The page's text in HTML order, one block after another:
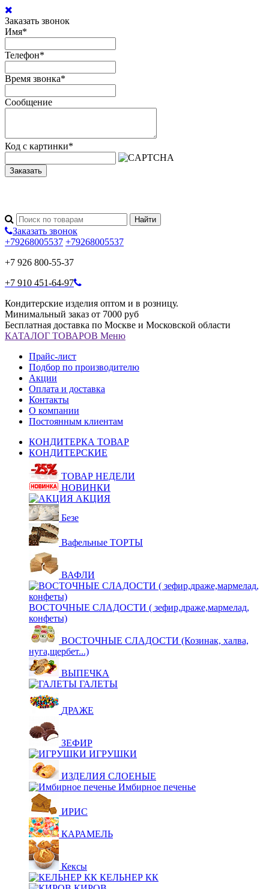
Заказать звонок
Имя*
Телефон*
Время звонка*
Сообщение
Код с картинки*
Заказать
Заказать звонок
+79268005537 +79268005537
+7 926 800-55-37
+7 910 451-64-97
Кондитерские изделия оптом и в розницу.
Минимальный заказ от 7000 руб
Бесплатная доставка по Москве и Московской области
КАТАЛОГ ТОВАРОВ Меню
Прайс-лист
Подбор по производителю
Акции
Оплата и доставка
Контакты
О компании
Постоянным клиентам
КОНДИТЕРКА ТОВАР
КОНДИТЕРСКИЕ
ТОВАР НЕДЕЛИ
НОВИНКИ
АКЦИЯ
Безе
Вафельные ТОРТЫ
ВАФЛИ
ВОСТОЧНЫЕ СЛАДОСТИ ( зефир,драже,мармелад,
конфеты)
ВОСТОЧНЫЕ СЛАДОСТИ (Козинак, халва,
нуга,щербет...)
ВЫПЕЧКА
ГАЛЕТЫ
ДРАЖЕ
ЗЕФИР
ИГРУШКИ
ИЗДЕЛИЯ СЛОЕНЫЕ
Имбирное печенье
ИРИС
КАРАМЕЛЬ
Кексы
КЕЛЬНЕР КК